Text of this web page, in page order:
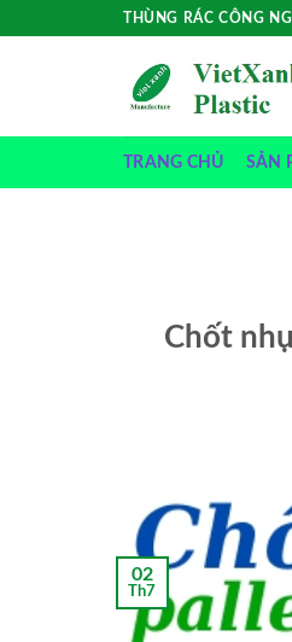
THÙNG RÁC CÔNG
TRANG CHỦ SẢN
Chốt
02
Th7